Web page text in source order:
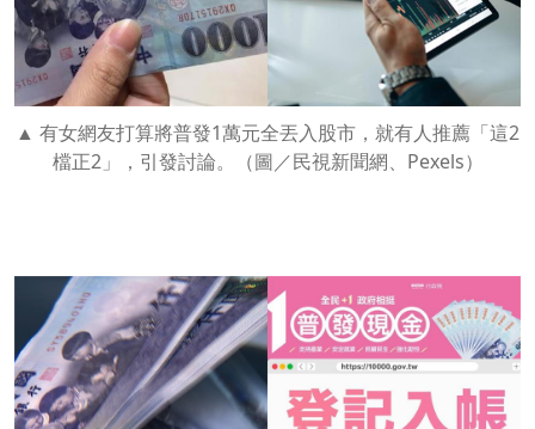
有女網友打算將普發1萬元全丟入股市，就有人推薦「這2
檔正2」，引發討論。（圖／民視新聞網、Pexels）